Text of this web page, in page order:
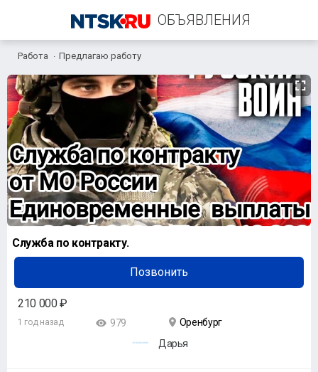
ОБЪЯВЛЕНИЯ
+7 (905) 816-49-56
Работа Предлагаю работу
Служба по контракту.
Позвонить
210 000 ₽
1 год назад 979
Оренбург
Дарья